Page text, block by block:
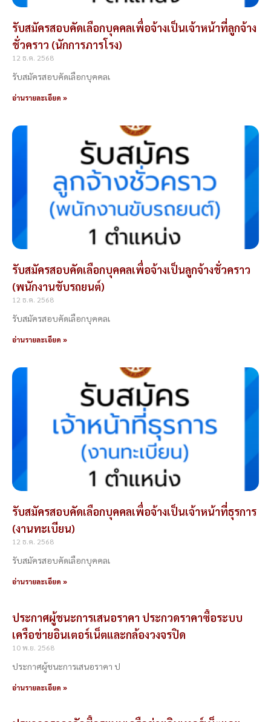
รับสมัครสอบคัดเลือกบุคคลเพื่อจ้างเป็นเจ้าหน้าที่ลูกจ้าง
ชั่วคราว (นักการภารโรง)
12 ธ.ค. 2568
รับสมัครสอบคัดเลือกบุคคลเ
อ่านรายละเอียด »
รับสมัครสอบคัดเลือกบุคคลเพื่อจ้างเป็นลูกจ้างชั่วคราว
(พนักงานขับรถยนต์)
12 ธ.ค. 2568
รับสมัครสอบคัดเลือกบุคคลเ
อ่านรายละเอียด »
รับสมัครสอบคัดเลือกบุคคลเพื่อจ้างเป็นเจ้าหน้าที่ธุรการ
(งานทะเบียน)
12 ธ.ค. 2568
รับสมัครสอบคัดเลือกบุคคลเ
อ่านรายละเอียด »
ประกาศผู้ชนะการเสนอราคา ประกวดราคาซื้อระบบ
เครือข่ายอินเตอร์เน็ตและกล้องวงจรปิด
10 พ.ย. 2568
ประกาศผู้ชนะการเสนอราคา ป
อ่านรายละเอียด »